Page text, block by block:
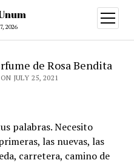
2026
open
menu
de Rosa Bendita
JULY 25, 2021
palabras. Necesito
las nuevas, las
carretera, camino de